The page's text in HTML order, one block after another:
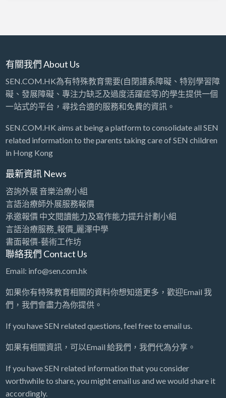
有關我們 About Us
SEN.COM.HK為有特殊教育需要(自閉譜系障礙、特别學習障
礙、發展障礙、專注力缺乏及過度活躍症等)的學生提供一個
一站式的平台，尋找合適的服務和免費的資訊。
SEN.COM.HK aims at being a platform to consolidate all SEN
related information to the parents taking care of SEN children
in Hong Kong
最新資訊 News
咨詢外展 音樂治療小組
言語治療師外展服務報價
承邀報價 中文閱讀能力及寫作能力提升計劃小組
言語治療服務_報價_麗澤中學
書面報價-藝術工作坊
聯絡我們 Contact Us
Email: info@sen.com.hk
如果你有特殊教育相關的資料你想知道更多，歡迎Email 我
們，我們會盡力為你提供。
If you have SEN related questions, feel free to email us.
如果有相關資訊，可以Email 給我們，我們代為分享。
If you have SEN related information that you consider
worthwhile to share, you might email us and we would share it
accordingly.